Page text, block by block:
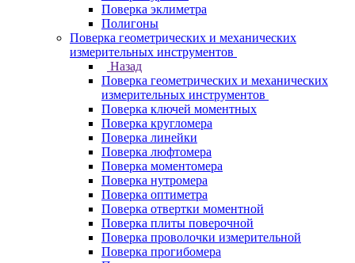
Поверка эклиметра
Полигоны
Поверка геометрических и механических
измерительных инструментов
Назад
Поверка геометрических и механических
измерительных инструментов
Поверка ключей моментных
Поверка кругломера
Поверка линейки
Поверка люфтомера
Поверка моментомера
Поверка нутромера
Поверка оптиметра
Поверка отвертки моментной
Поверка плиты поверочной
Поверка проволочки измерительной
Поверка прогибомера